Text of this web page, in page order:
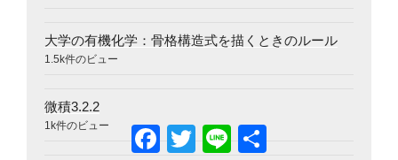
大学の有機化学：骨格構造式を描くときのルール
1.5k件のビュー
微積3.2.2
1k件のビュー FacebookTwitter Line